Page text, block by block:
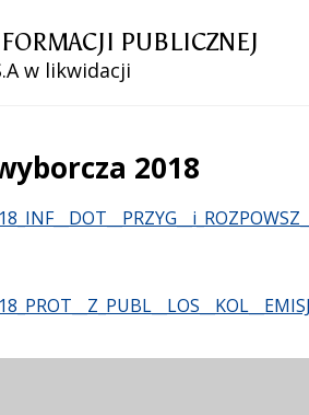
PUBLICZNEJ
w likwidacji
2018